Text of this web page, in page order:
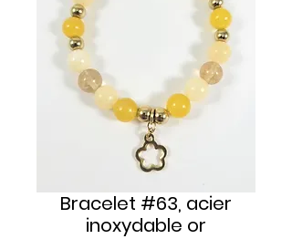
Bracelet #63, acier
inoxydable or